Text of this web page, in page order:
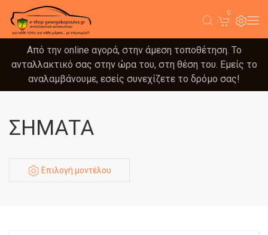
0
Από την online αγορά, στην άμεση τοποθέτηση. Το
ανταλλακτικό σας στην ώρα του, στη θέση του. Εμείς το
αναλαμβάνουμε, εσείς συνεχίζετε το δρόμο σας!
ΣΗΜΑΤΑ
Επιλογή μοντέλου